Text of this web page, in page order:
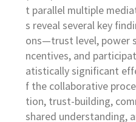
t parallel multiple
s reveal several key
ons—trust level, power
ncentives, and
atistically significant
f the collaborative
tion, trust-building,
shared understanding,